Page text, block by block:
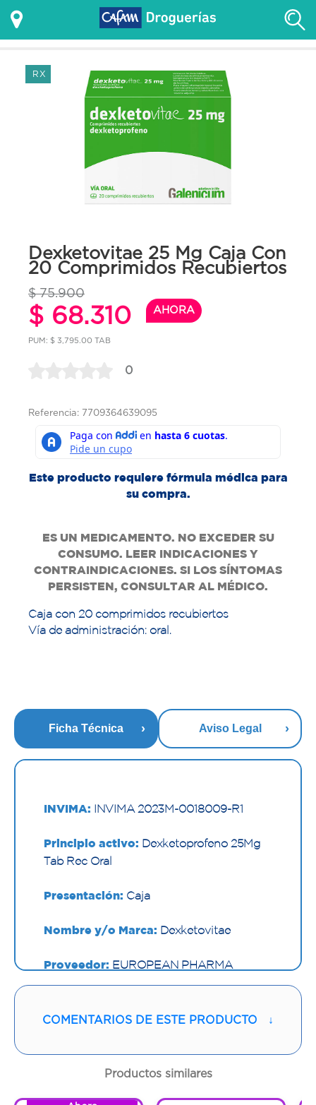
RX
Dexketovitae 25 Mg Caja Con
20 Comprimidos Recubiertos
$ 75.900
$ 68.310 AHORA
PUM: $ 3,795.00 TAB
0
Referencia: 7709364639095
Este producto requiere fórmula médica para
su compra.
ES UN MEDICAMENTO. NO EXCEDER SU
CONSUMO. LEER INDICACIONES Y
CONTRAINDICACIONES. SI LOS SÍNTOMAS
PERSISTEN, CONSULTAR AL MÉDICO.
Caja con 20 comprimidos recubiertos
Vía de administración: oral.
Ficha Técnica Aviso Legal
INVIMA: INVIMA 2023M-0018009-R1
Principio activo: Dexketoprofeno 25Mg
Tab Rec Oral
Presentación: Caja
Nombre y/o Marca: Dexketovitae
Proveedor: EUROPEAN PHARMA
SOLUTIONS
Vía de administración:ORAL
Contenido:1 Und
COMENTARIOS DE ESTE PRODUCTO ↓
Productos similares